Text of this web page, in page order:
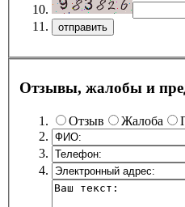
Отзывы, жалобы и
Отзыв Жалоба